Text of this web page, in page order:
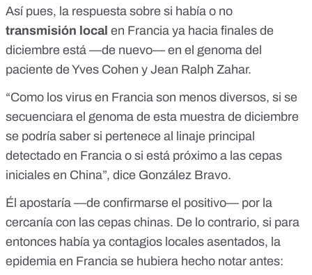
Así pues, la respuesta sobre si había o no
transmisión local en Francia ya hacia finales de
diciembre está —de nuevo— en el genoma del
paciente de Yves Cohen y Jean Ralph Zahar.
“Como los virus en Francia son menos diversos, si se
secuenciara el genoma de esta muestra de diciembre
se podría saber si pertenece al linaje principal
detectado en Francia o si está próximo a las cepas
iniciales en China”, dice González Bravo.
Él apostaría —de confirmarse el positivo— por la
cercanía con las cepas chinas. De lo contrario, si para
entonces había ya contagios locales asentados, la
epidemia en Francia se hubiera hecho notar antes: